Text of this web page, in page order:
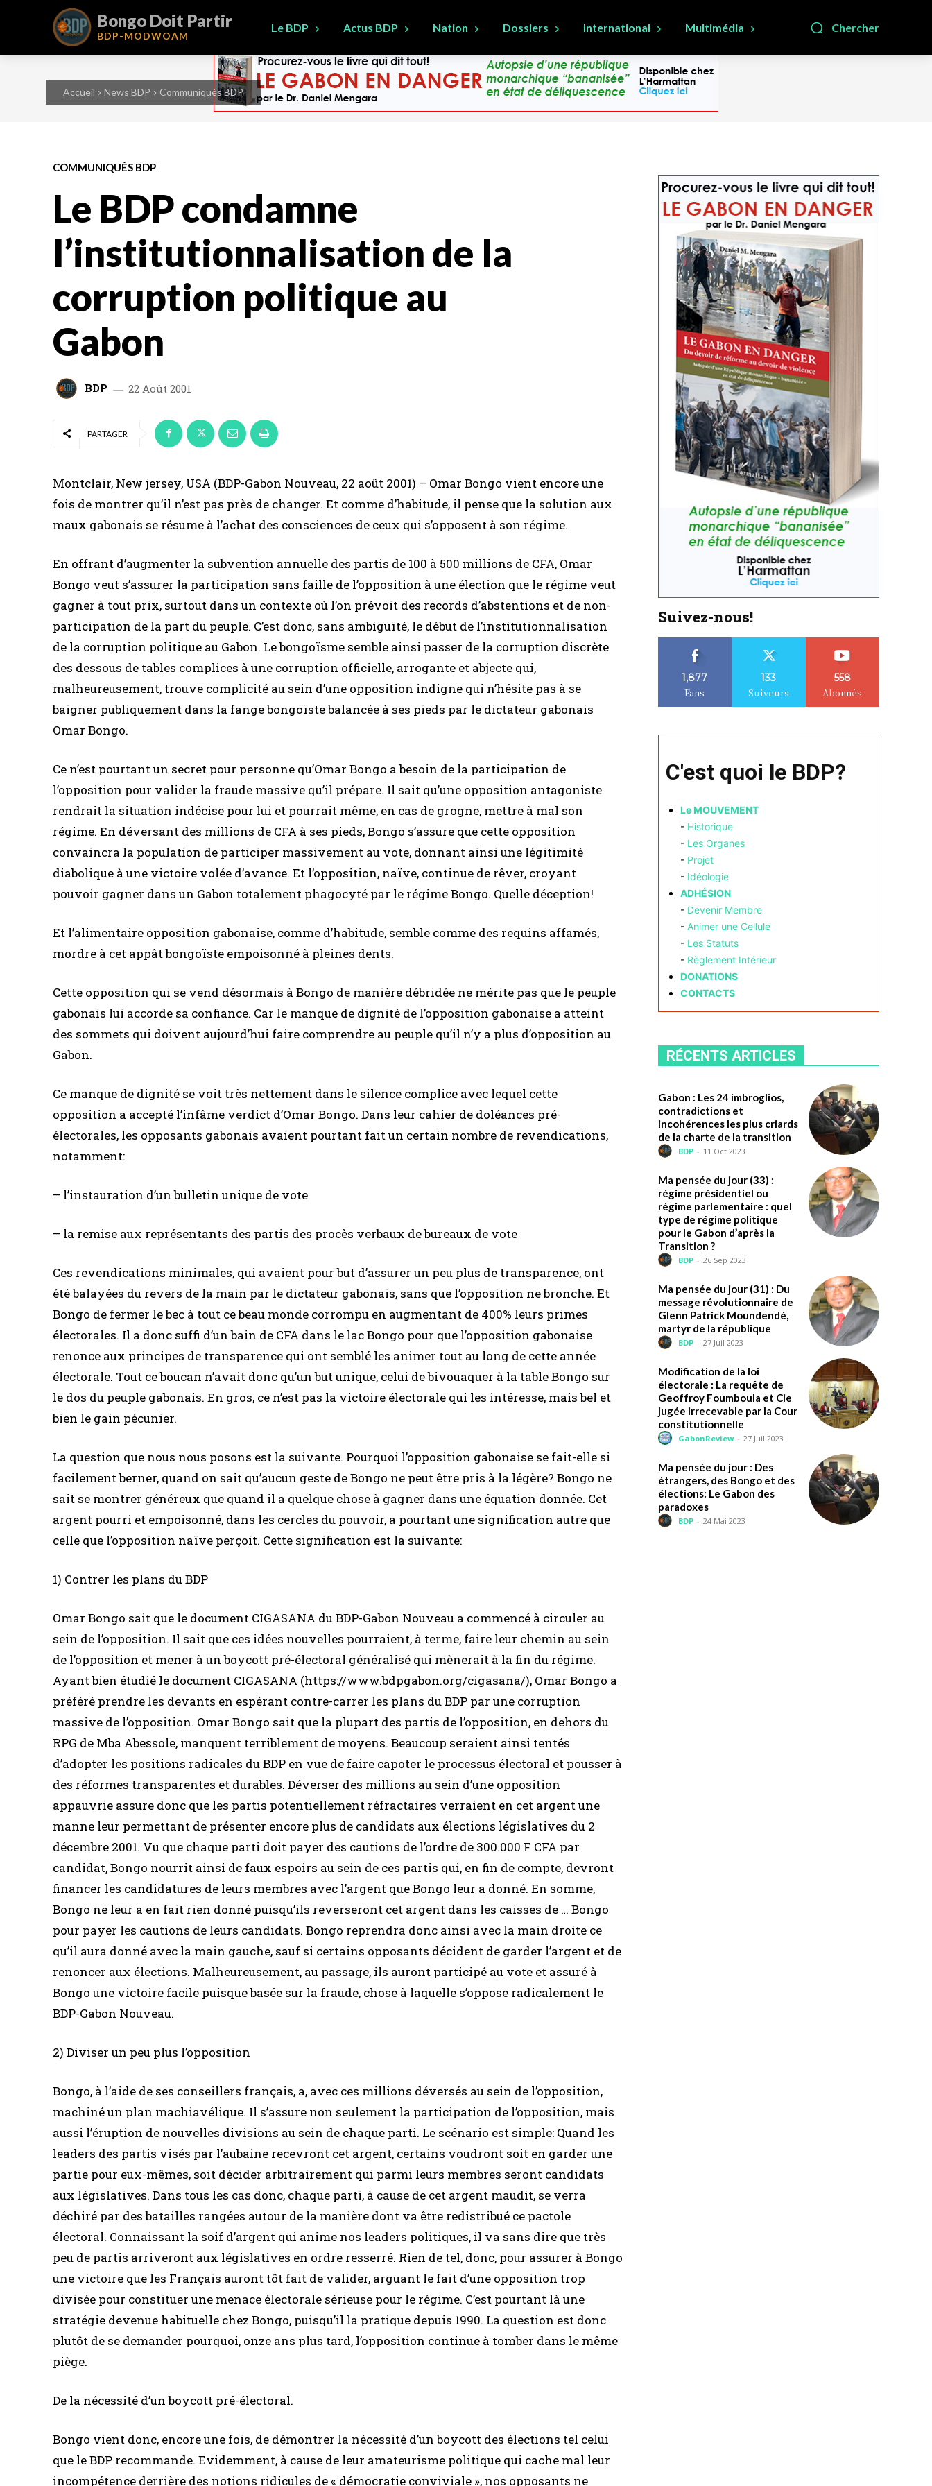
Bongo Doit Partir
BDP-MODWOAM
Chercher
Le BDP Actus BDP Nation Dossiers International Multimédia
Accueil News BDP Communiqués BDP
COMMUNIQUÉS BDP
Le BDP condamne
l’institutionnalisation de la
corruption politique au
Gabon
BDP 22 Août 2001
PARTAGER
Montclair, New jersey, USA (BDP-Gabon Nouveau, 22 août 2001) – Omar Bongo vient encore une
fois de montrer qu’il n’est pas près de changer. Et comme d’habitude, il pense que la solution aux
maux gabonais se résume à l’achat des consciences de ceux qui s’opposent à son régime.
En offrant d’augmenter la subvention annuelle des partis de 100 à 500 millions de CFA, Omar
Bongo veut s’assurer la participation sans faille de l’opposition à une élection que le régime veut
gagner à tout prix, surtout dans un contexte où l’on prévoit des records d’abstentions et de non-
participation de la part du peuple. C’est donc, sans ambiguïté, le début de l’institutionnalisation
de la corruption politique au Gabon. Le bongoïsme semble ainsi passer de la corruption discrète
des dessous de tables complices à une corruption officielle, arrogante et abjecte qui,
malheureusement, trouve complicité au sein d’une opposition indigne qui n’hésite pas à se
baigner publiquement dans la fange bongoïste balancée à ses pieds par le dictateur gabonais
Omar Bongo.
Ce n’est pourtant un secret pour personne qu’Omar Bongo a besoin de la participation de
l’opposition pour valider la fraude massive qu’il prépare. Il sait qu’une opposition antagoniste
rendrait la situation indécise pour lui et pourrait même, en cas de grogne, mettre à mal son
régime. En déversant des millions de CFA à ses pieds, Bongo s’assure que cette opposition
convaincra la population de participer massivement au vote, donnant ainsi une légitimité
diabolique à une victoire volée d’avance. Et l’opposition, naïve, continue de rêver, croyant
pouvoir gagner dans un Gabon totalement phagocyté par le régime Bongo. Quelle déception!
Et l’alimentaire opposition gabonaise, comme d’habitude, semble comme des requins affamés,
mordre à cet appât bongoïste empoisonné à pleines dents.
Cette opposition qui se vend désormais à Bongo de manière débridée ne mérite pas que le peuple
gabonais lui accorde sa confiance. Car le manque de dignité de l’opposition gabonaise a atteint
des sommets qui doivent aujourd’hui faire comprendre au peuple qu’il n’y a plus d’opposition au
Gabon.
Ce manque de dignité se voit très nettement dans le silence complice avec lequel cette
opposition a accepté l’infâme verdict d’Omar Bongo. Dans leur cahier de doléances pré-
électorales, les opposants gabonais avaient pourtant fait un certain nombre de revendications,
notamment:
– l’instauration d’un bulletin unique de vote
– la remise aux représentants des partis des procès verbaux de bureaux de vote
Ces revendications minimales, qui avaient pour but d’assurer un peu plus de transparence, ont
été balayées du revers de la main par le dictateur gabonais, sans que l’opposition ne bronche. Et
Bongo de fermer le bec à tout ce beau monde corrompu en augmentant de 400% leurs primes
électorales. Il a donc suffi d’un bain de CFA dans le lac Bongo pour que l’opposition gabonaise
renonce aux principes de transparence qui ont semblé les animer tout au long de cette année
électorale. Tout ce boucan n’avait donc qu’un but unique, celui de bivouaquer à la table Bongo sur
le dos du peuple gabonais. En gros, ce n’est pas la victoire électorale qui les intéresse, mais bel et
bien le gain pécunier.
La question que nous nous posons est la suivante. Pourquoi l’opposition gabonaise se fait-elle si
facilement berner, quand on sait qu’aucun geste de Bongo ne peut être pris à la légère? Bongo ne
sait se montrer généreux que quand il a quelque chose à gagner dans une équation donnée. Cet
argent pourri et empoisonné, dans les cercles du pouvoir, a pourtant une signification autre que
celle que l’opposition naïve perçoit. Cette signification est la suivante:
1) Contrer les plans du BDP
Omar Bongo sait que le document CIGASANA du BDP-Gabon Nouveau a commencé à circuler au
sein de l’opposition. Il sait que ces idées nouvelles pourraient, à terme, faire leur chemin au sein
de l’opposition et mener à un boycott pré-électoral généralisé qui mènerait à la fin du régime.
Ayant bien étudié le document CIGASANA (https://www.bdpgabon.org/cigasana/), Omar Bongo a
préféré prendre les devants en espérant contre-carrer les plans du BDP par une corruption
massive de l’opposition. Omar Bongo sait que la plupart des partis de l’opposition, en dehors du
RPG de Mba Abessole, manquent terriblement de moyens. Beaucoup seraient ainsi tentés
d’adopter les positions radicales du BDP en vue de faire capoter le processus électoral et pousser à
des réformes transparentes et durables. Déverser des millions au sein d’une opposition
appauvrie assure donc que les partis potentiellement réfractaires verraient en cet argent une
manne leur permettant de présenter encore plus de candidats aux élections législatives du 2
décembre 2001. Vu que chaque parti doit payer des cautions de l’ordre de 300.000 F CFA par
candidat, Bongo nourrit ainsi de faux espoirs au sein de ces partis qui, en fin de compte, devront
financer les candidatures de leurs membres avec l’argent que Bongo leur a donné. En somme,
Bongo ne leur a en fait rien donné puisqu’ils reverseront cet argent dans les caisses de … Bongo
pour payer les cautions de leurs candidats. Bongo reprendra donc ainsi avec la main droite ce
qu’il aura donné avec la main gauche, sauf si certains opposants décident de garder l’argent et de
renoncer aux élections. Malheureusement, au passage, ils auront participé au vote et assuré à
Bongo une victoire facile puisque basée sur la fraude, chose à laquelle s’oppose radicalement le
BDP-Gabon Nouveau.
2) Diviser un peu plus l’opposition
Bongo, à l’aide de ses conseillers français, a, avec ces millions déversés au sein de l’opposition,
machiné un plan machiavélique. Il s’assure non seulement la participation de l’opposition, mais
aussi l’éruption de nouvelles divisions au sein de chaque parti. Le scénario est simple: Quand les
leaders des partis visés par l’aubaine recevront cet argent, certains voudront soit en garder une
partie pour eux-mêmes, soit décider arbitrairement qui parmi leurs membres seront candidats
aux législatives. Dans tous les cas donc, chaque parti, à cause de cet argent maudit, se verra
déchiré par des batailles rangées autour de la manière dont va être redistribué ce pactole
électoral. Connaissant la soif d’argent qui anime nos leaders politiques, il va sans dire que très
peu de partis arriveront aux législatives en ordre resserré. Rien de tel, donc, pour assurer à Bongo
une victoire que les Français auront tôt fait de valider, arguant le fait d’une opposition trop
divisée pour constituer une menace électorale sérieuse pour le régime. C’est pourtant là une
stratégie devenue habituelle chez Bongo, puisqu’il la pratique depuis 1990. La question est donc
plutôt de se demander pourquoi, onze ans plus tard, l’opposition continue à tomber dans le même
piège.
De la nécessité d’un boycott pré-électoral.
Bongo vient donc, encore une fois, de démontrer la nécessité d’un boycott des élections tel celui
que le BDP recommande. Evidemment, à cause de leur amateurisme politique qui cache mal leur
incompétence derrière des notions ridicules de « démocratie conviviale », nos opposants ne
Suivez-nous!
1,877
Fans
133
Suiveurs
558
Abonnés
C'est quoi le BDP?
Le MOUVEMENT
- Historique
- Les Organes
- Projet
- Idéologie
ADHÉSION
- Devenir Membre
- Animer une Cellule
- Les Statuts
- Règlement Intérieur
DONATIONS
CONTACTS
RÉCENTS ARTICLES
Gabon : Les 24 imbroglios,
contradictions et
incohérences les plus criards
de la charte de la transition
BDP - 11 Oct 2023
Ma pensée du jour (33) :
régime présidentiel ou
régime parlementaire : quel
type de régime politique
pour le Gabon d’après la
Transition ?
BDP - 26 Sep 2023
Ma pensée du jour (31) : Du
message révolutionnaire de
Glenn Patrick Moundendé,
martyr de la république
BDP - 27 Juil 2023
Modification de la loi
électorale : La requête de
Geoffroy Foumboula et Cie
jugée irrecevable par la Cour
constitutionnelle
GabonReview - 27 Juil 2023
Ma pensée du jour : Des
étrangers, des Bongo et des
élections: Le Gabon des
paradoxes
BDP - 24 Mai 2023